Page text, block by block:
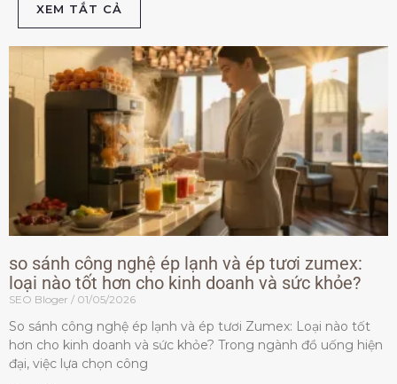
XEM TẮT CẢ
so sánh công nghệ ép lạnh và ép tươi zumex:
loại nào tốt hơn cho kinh doanh và sức khỏe?
SEO Bloger 01/05/2026
So sánh công nghệ ép lạnh và ép tươi Zumex: Loại nào tốt
hơn cho kinh doanh và sức khỏe? Trong ngành đồ uống hiện
đại, việc lựa chọn công